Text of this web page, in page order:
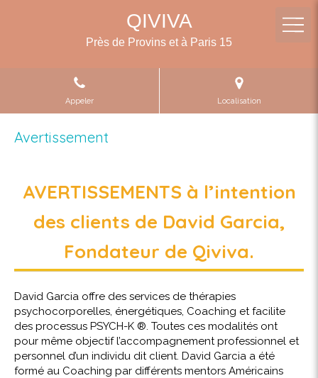
QIVIVA
Près de Provins et à Paris 15
Appeler Localisation
Avertissement
AVERTISSEMENTS à l’intention
des clients de David Garcia,
Fondateur de Qiviva.
David Garcia offre des services de thérapies
psychocorporelles, énergétiques, Coaching et facilite
des processus PSYCH-K ®. Toutes ces modalités ont
pour même objectif l’accompagnement professionnel et
personnel d’un individu dit client. David Garcia a été
formé au Coaching par différents mentors Américains